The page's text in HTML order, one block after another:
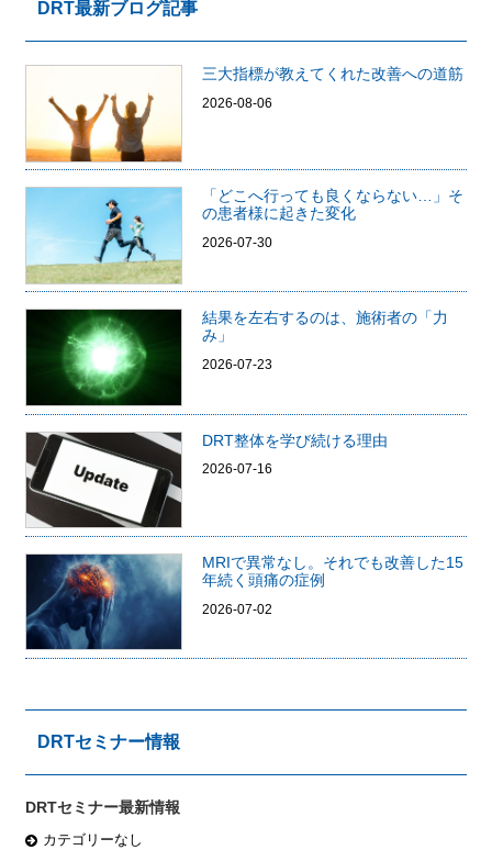
DRT最新ブログ記事
三大指標が教えてくれた改善への道筋
2026-08-06
「どこへ行っても良くならない…」そ
の患者様に起きた変化
2026-07-30
結果を左右するのは、施術者の「力
み」
2026-07-23
DRT整体を学び続ける理由
2026-07-16
MRIで異常なし。それでも改善した15
年続く頭痛の症例
2026-07-02
DRTセミナー情報
DRTセミナー最新情報
カテゴリーなし